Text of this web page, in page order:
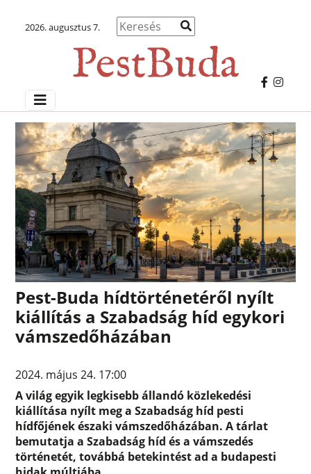
2026. augusztus 7.
Pest-Buda hídtörténetéről nyílt
kiállítás a Szabadság híd egykori
vámszedőházában
2024. május 24. 17:00
A világ egyik legkisebb állandó közlekedési
kiállítása nyílt meg a Szabadság híd pesti
hídfőjének északi vámszedőházában. A tárlat
bemutatja a Szabadság híd és a vámszedés
történetét, továbbá betekintést ad a budapesti